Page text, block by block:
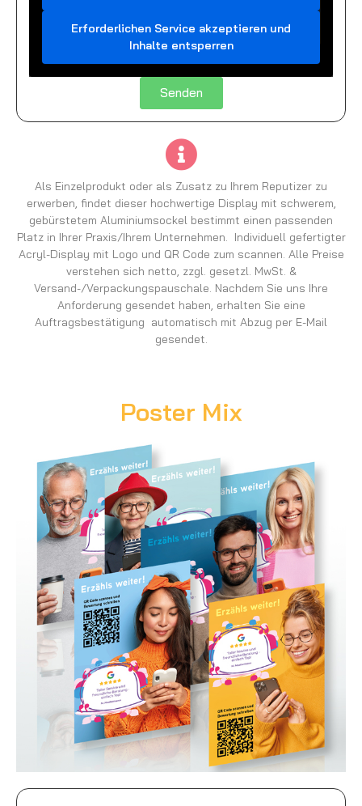
Erforderlichen Service akzeptieren und
Inhalte entsperren
Senden
Als Einzelprodukt oder als Zusatz zu Ihrem Reputizer zu
erwerben, findet dieser hochwertige Display mit schwerem,
gebürstetem Aluminiumsockel bestimmt einen passenden
Platz in Ihrer Praxis/Ihrem Unternehmen. Individuell gefertigter
Acryl-Display mit Logo und QR Code zum scannen. Alle Preise
verstehen sich netto, zzgl. gesetzl. MwSt. &
Versand-/Verpackungspauschale. Nachdem Sie uns Ihre
Anforderung gesendet haben, erhalten Sie eine
Auftragsbestätigung automatisch mit Abzug per E-Mail
gesendet.
Poster Mix